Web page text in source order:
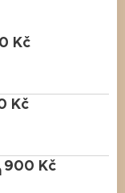
Kč
Kč
900 Kč